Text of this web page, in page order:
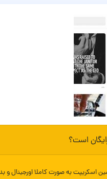
است؟
اسکریپت به صورت کاملا اورجینال